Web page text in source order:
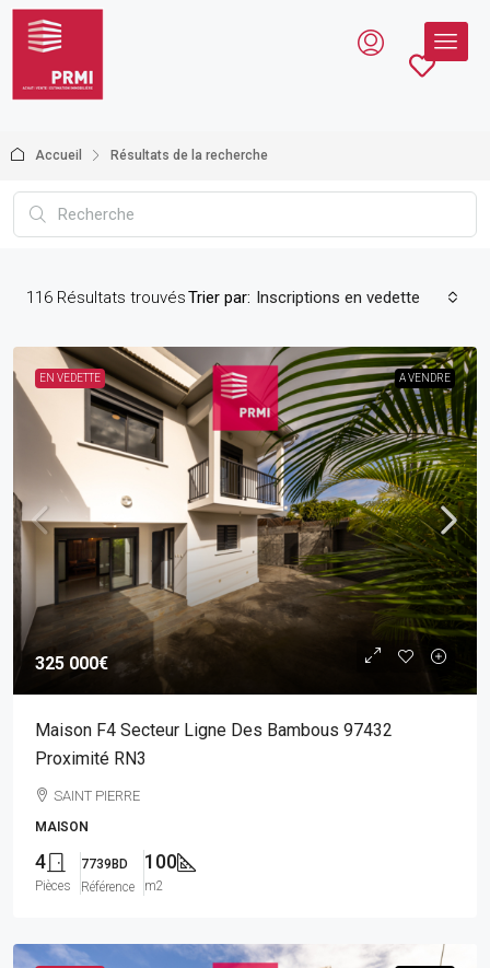
Accueil Résultats de la recherche
116 Résultats trouvésTrier par: Inscriptions en vedette
EN VEDETTE A VENDRE
325 000€
Maison F4 Secteur Ligne Des Bambous 97432
Proximité RN3
SAINT PIERRE
MAISON
4
Pièces
7739BD
Référence
100
m2